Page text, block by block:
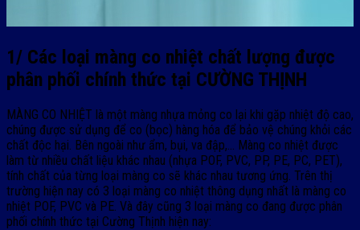
1/ Các loại màng co nhiệt chất lượng được
phân phối chính thức tại CƯỜNG THỊNH
MÀNG CO NHIỆT là một màng nhựa mỏng co lại khi gặp nhiệt độ cao,
chúng được sử dụng để co (bọc) hàng hóa để bảo vệ chúng khỏi các
chất độc hại. Bên ngoài như ẩm, bụi, va đập,… Màng co nhiệt được
làm từ nhiều chất liệu khác nhau (nhựa POF, PVC, PP, PE, PC, PET),
tính chất của từng loại màng co sẽ khác nhau tương ứng. Trên thị
trường hiện nay có 3 loại màng co nhiệt thông dụng nhất là màng co
nhiệt POF, PVC và PE. Và đây cũng 3 loại màng co đang được phân
phối chính thức tại Cường Thịnh hiện nay: